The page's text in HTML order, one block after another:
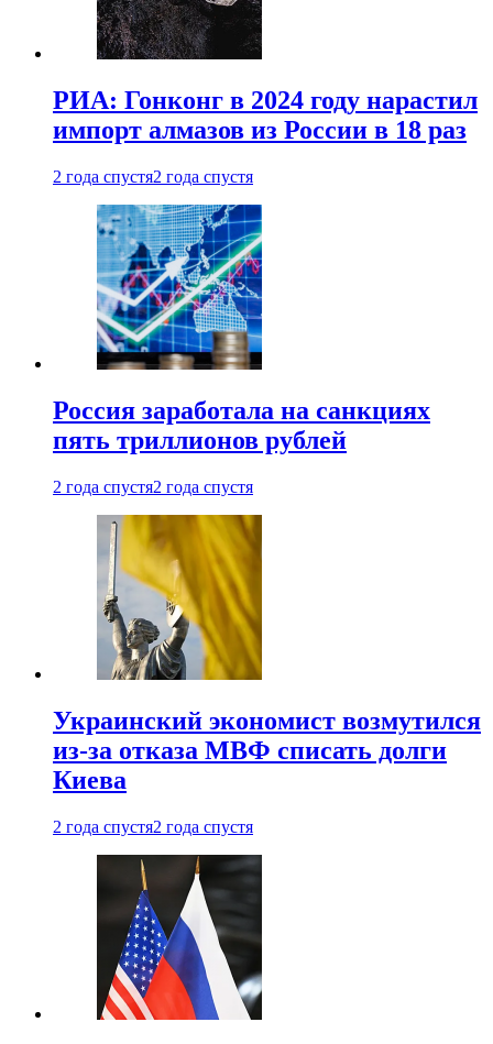
РИА: Гонконг в 2024 году нарастил
импорт алмазов из России в 18 раз
2 года спустя2 года спустя
Россия заработала на санкциях
пять триллионов рублей
2 года спустя2 года спустя
Украинский экономист возмутился
из-за отказа МВФ списать долги
Киева
2 года спустя2 года спустя